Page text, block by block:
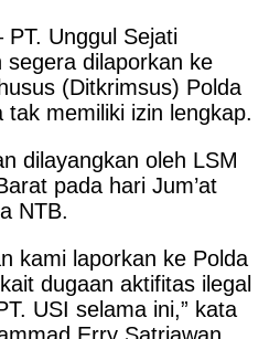
PT. Unggul Sejati
dilaporkan ke
(Ditkrimsus) Polda
tak memiliki izin lengkap.
dilayangkan oleh LSM
pada hari Jum’at
NTB.
kami laporkan ke Polda
dugaan aktifitas ilegal
USI selama ini,” kata